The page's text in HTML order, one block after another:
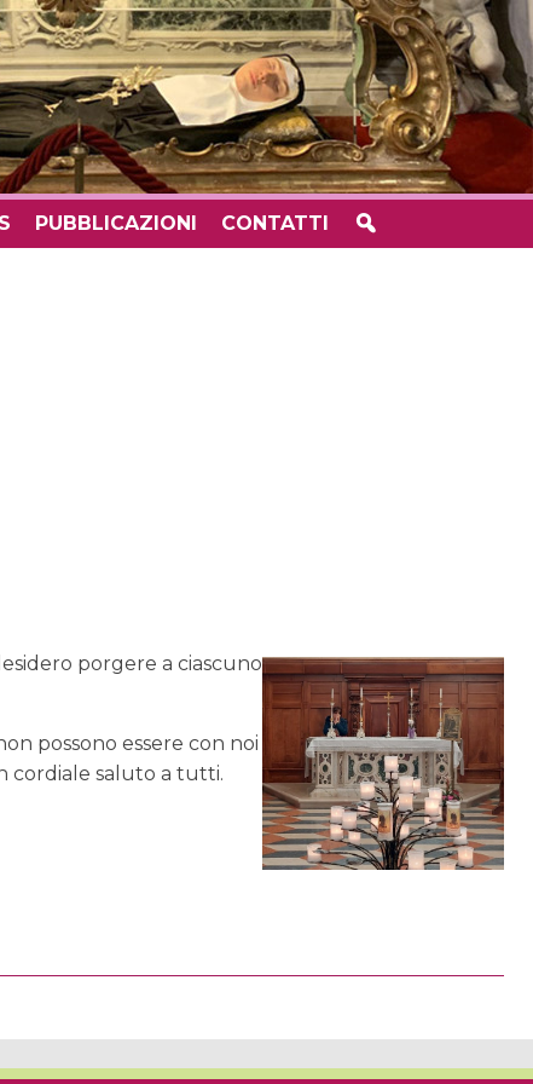
PUBBLICAZIONI CONTATTI
porgere a ciascuno
possono essere con noi
cordiale saluto a tutti.